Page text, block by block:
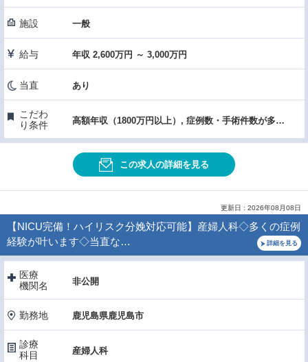
施設 一般
給与 年収 2,600万円 ～ 3,000万円
当直 あり
こだわ
り条件
高額年収（1800万円以上）, 症例数・手術件数が多い, 医療機器・設備充実, 先進的医療・高度な医療・特殊医療, 女性医師におすすめ, 託児所あり
この求人の詳細を見る
更新日 : 2026年08月08日
【NICU完備！ハイリスク分娩対応可能】産婦人科◇多くの症例
経験が叶います◇当直な…
詳細を見る
医療
機関名
非公開
勤務地 鹿児島県鹿児島市
診療
科目
産婦人科